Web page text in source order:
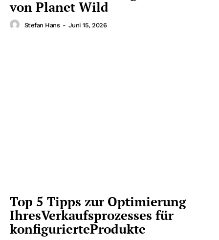
von Planet Wild
Stefan Hans - Juni 15, 2026
Top 5 Tipps zur Optimierung
IhresVerkaufsprozesses für
konfigurierteProdukte